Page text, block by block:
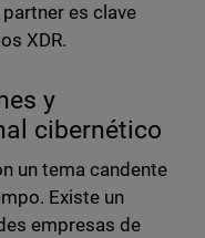
es clave
XDR.
y
cibernético
un tema candente
Existe un
empresas de